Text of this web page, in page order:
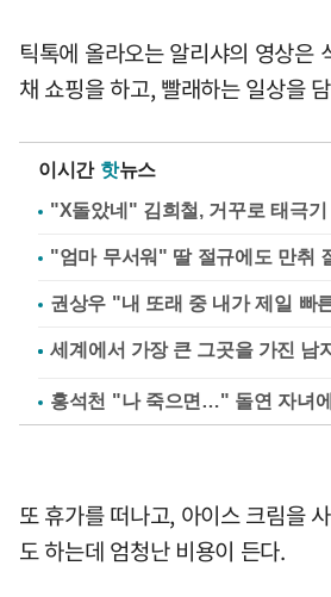
틱톡에 올라오는 알리샤의 영상은
채 쇼핑을 하고, 빨래하는 일상을
이시간 핫뉴스
"X돌았네" 김희철, 거꾸로 태극
"엄마 무서워" 딸 절규에도 만취
권상우 "내 또래 중 내가 제일 빠
홍석천 "나 죽으면…" 돌연 자녀
또 휴가를 떠나고, 아이스 크림을
도 하는데 엄청난 비용이 든다.